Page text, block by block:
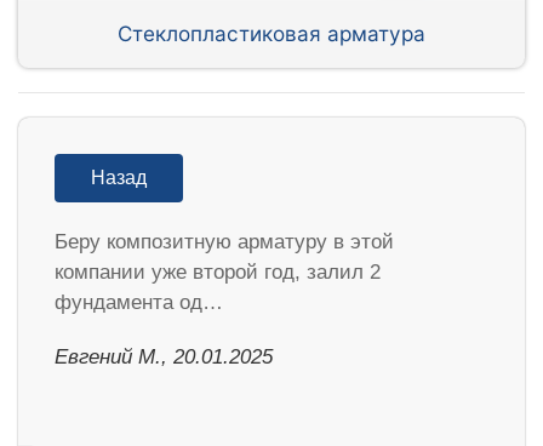
Стеклопластиковая арматура
Назад
Беру композитную арматуру в этой
компании уже второй год, залил 2
фундамента од…
​Евгений М., 20.01.2025